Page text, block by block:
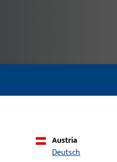
Austria
Deutsch